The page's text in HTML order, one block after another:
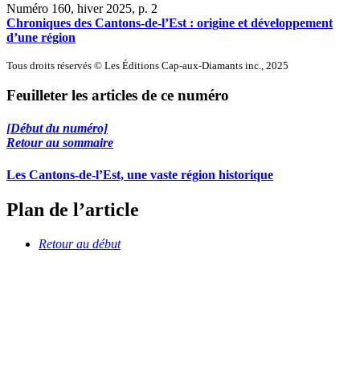
Numéro 160, hiver 2025, p. 2
Chroniques des Cantons-de-l’Est : origine et développement
d’une région
Tous droits réservés © Les Éditions Cap-aux-Diamants inc., 2025
Feuilleter les articles de ce numéro
[Début du numéro]
Retour au sommaire
Les Cantons-de-l’Est, une vaste région historique
Plan de l’article
Retour au début